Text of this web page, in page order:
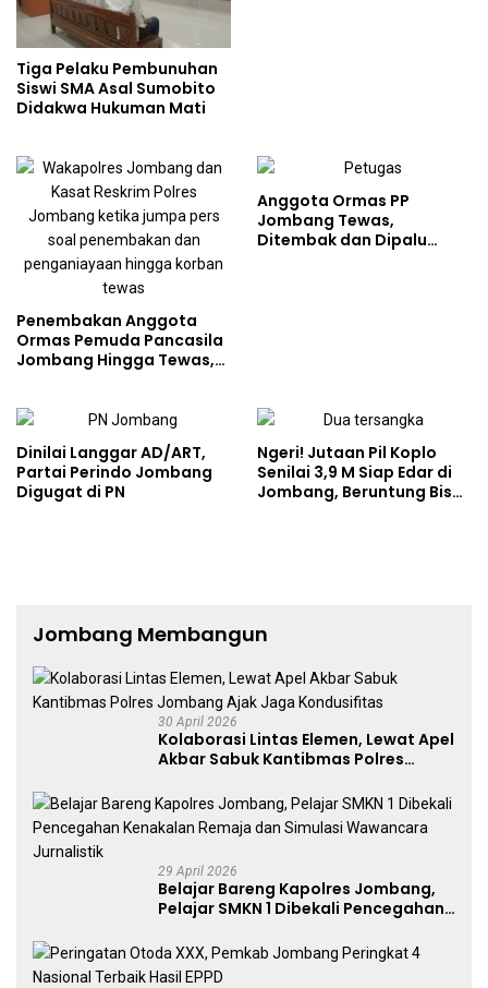
Tiga Pelaku Pembunuhan
Siswi SMA Asal Sumobito
Didakwa Hukuman Mati
Penembakan Anggota
Ormas Pemuda Pancasila
Jombang Hingga Tewas,
Anggota Ormas PP
Jombang Tewas,
Ditembak dan Dipalu
Dinilai Langgar AD/ART,
Partai Perindo Jombang
Digugat di PN
Ngeri! Jutaan Pil Koplo
Senilai 3,9 M Siap Edar di
Jombang, Beruntung Bisa
Jombang Membangun
30 April 2026
Kolaborasi Lintas Elemen, Lewat Apel
Akbar Sabuk Kantibmas Polres
29 April 2026
Belajar Bareng Kapolres Jombang,
Pelajar SMKN 1 Dibekali Pencegahan
Wawancara Jurnalistik